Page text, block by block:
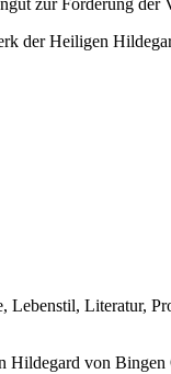
zur Förderung der
der Heiligen
Lebenstil, Literatur,
Hildegard von